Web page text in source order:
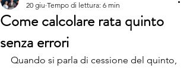
Come calcolare rata quinto
senza errori
20 giu Tempo di lettura: 6 min
Quando si parla di cessione del quinto,